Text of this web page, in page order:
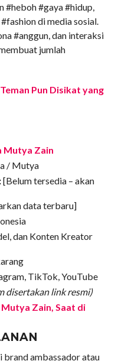
#heboh #gaya #hidup,
di media sosial.
#anggun, dan interaksi
jumlah
Pun Disikat yang
Mutya Zain
/ Mutya
[Belum tersedia – akan
data terbaru]
dan Konten Kreator
TikTok, YouTube
disertakan link resmi)
Zain, Saat di
brand ambassador atau